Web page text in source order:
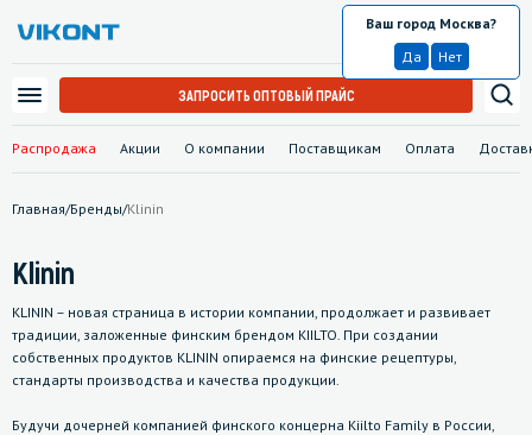
Распродажа Акции О компании Поставщикам Оплата
Москва
Ваш город Москва?
Да
Нет
ЗАПРОСИТЬ ОПТОВЫЙ ПРАЙС
Главная/Бренды/Klinin
Klinin
KLININ – новая страница в истории компании, продолжает и развивает
традиции, заложенные финским брендом KIILTO. При создании
собственных продуктов KLININ опираемся на финские рецептуры,
стандарты производства и качества продукции.
Будучи дочерней компанией финского концерна Kiilto Family в России,